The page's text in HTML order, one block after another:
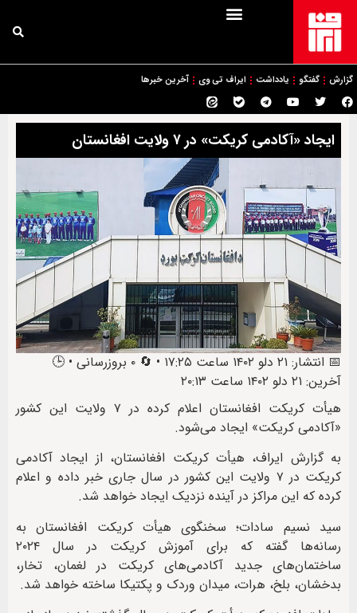
گزارش گفتگو یادداشت ایراف تی وی آخرین خبرها
ایجاد «آکادمی کریکت» در ۷ ولایت افغانستان
📅 انتشار: ۲۱ دلو ۱۴۰۲ ساعت ۱۷:۲۵ • 🔄 ۰ بروزرسانی • 🕒
آخرین: ۲۱ دلو ۱۴۰۲ ساعت ۲۰:۱۳
هیأت کریکت افغانستان اعلام کرده در ۷ ولایت این کشور
«آکادمی کریکت» ایجاد می‌شود.
به گزارش ایراف، هیأت کریکت افغانستان، از ایجاد آکادمی‌
کریکت در ۷ ولایت این کشور در سال جاری خبر داده و اعلام
کرده که این مراکز در آینده نزدیک ایجاد خواهد شد.
سید نسیم سادات؛ سخنگوی هیأت کریکت افغانستان به
رسانه‌ها گفته که برای آموزش کریکت در سال ۲۰۲۴
ساختمان‌های جدید آکادمی‌های کریکت در لغمان، تخار،
بدخشان، بلخ، هرات، میدان وردک و پکتیکا ساخته خواهد شد.